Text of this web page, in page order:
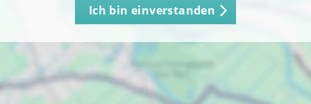
Ich bin einverstanden